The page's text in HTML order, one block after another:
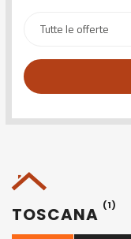
TOSCANA (1)